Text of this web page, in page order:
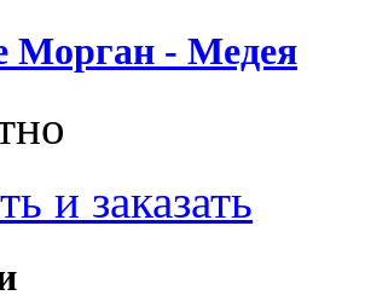
Морган - Медея
и заказать